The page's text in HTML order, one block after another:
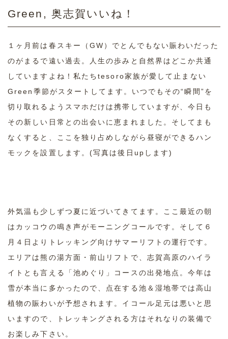
Green, 奥志賀いいね！
１ヶ月前は春スキー（GW）でとんでもない賑わいだった
のがまるで遠い過去。人生の歩みと自然界はどこか共通
していますよね！私たちtesoro家族が愛して止まない
Green季節がスタートしてます。いつでもその“瞬間”を
切り取れるようスマホだけは携帯していますが、今日も
その新しい日常との出会いに恵まれました。そしてまも
なくすると、ここを独り占めしながら昼寝ができるハン
モックを設置します。(写真は後日upします)
外気温も少しずつ夏に近づいてきてます。ここ最近の朝
はカッコウの鳴き声がモーニングコールです。そして６
月４日よりトレッキング向けサマーリフトの運行です。
エリアは熊の湯方面・前山リフトで、志賀高原のハイラ
イトとも言える「池めぐり」コースの出発地点。今年は
雪が本当に多かったので、点在する池＆湿地帯では高山
植物の賑わいが予想されます。イコール足元は悪いと思
いますので、トレッキングされる方はそれなりの装備で
お楽しみ下さい。